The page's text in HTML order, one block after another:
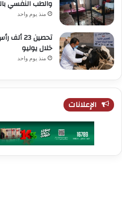
والطب النفسي
منذ يوم واحد
خلال يوليو
منذ يوم واحد
الإعلانات